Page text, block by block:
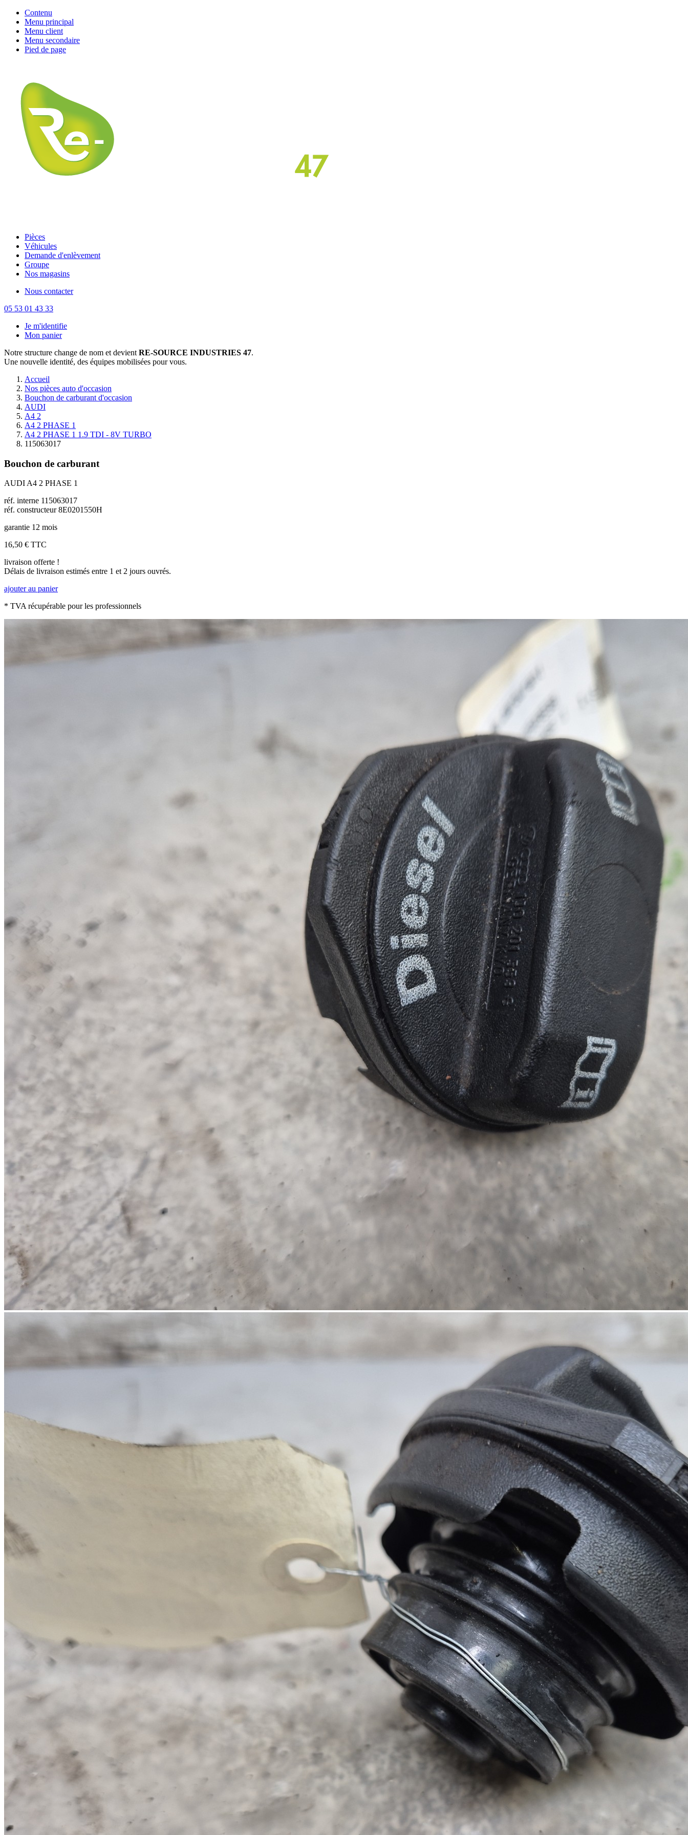
Contenu
Menu principal
Menu client
Menu secondaire
Pied de page
Pièces
Véhicules
Demande d'enlèvement
Groupe
Nos magasins
Nous contacter
05 53 01 43 33
Je m'identifie
Mon panier
Notre structure change de nom et devient RE-SOURCE INDUSTRIES 47.
Une nouvelle identité, des équipes mobilisées pour vous.
Accueil
Nos pièces auto d'occasion
Bouchon de carburant d'occasion
AUDI
A4 2
A4 2 PHASE 1
A4 2 PHASE 1 1.9 TDI - 8V TURBO
115063017
Bouchon de carburant
AUDI A4 2 PHASE 1
réf. interne 115063017
réf. constructeur 8E0201550H
garantie 12 mois
16,50 € TTC
livraison offerte !
Délais de livraison estimés entre 1 et 2 jours ouvrés.
ajouter au panier
* TVA récupérable pour les professionnels